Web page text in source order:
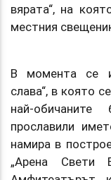
вярата“, на
местния
В момента се
слава“, в която
най-обичаните
прославили
намира в
„Арена